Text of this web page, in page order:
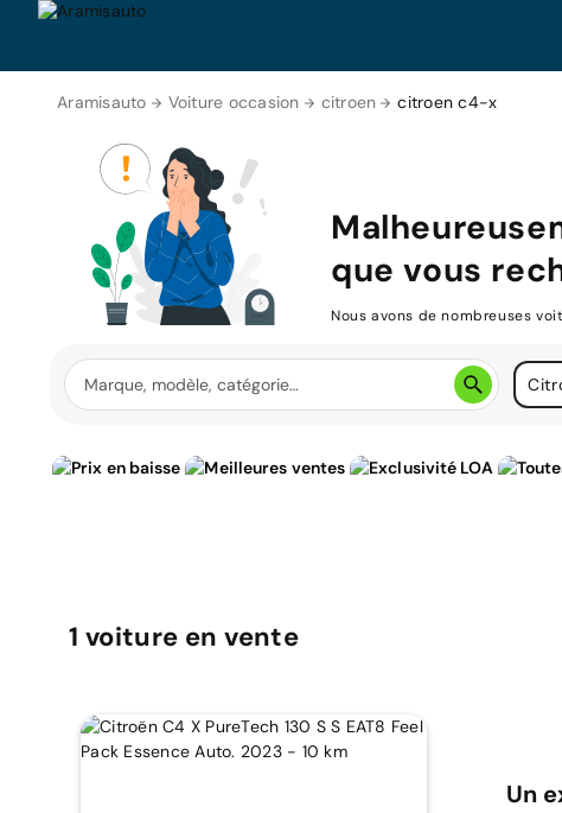
Aramisauto Voiture occasion citroen citroen c4-x
que vous
Nous avons de nombreuses
1 voiture en vente
Un